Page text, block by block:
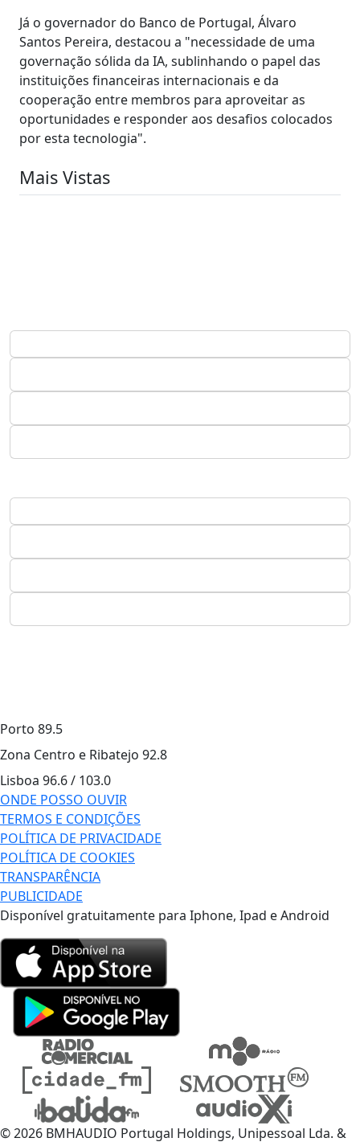
Já o governador do Banco de Portugal, Álvaro
Santos Pereira, destacou a "necessidade de uma
governação sólida da IA, sublinhando o papel das
instituições financeiras internacionais e da
cooperação entre membros para aproveitar as
oportunidades e responder aos desafios colocados
por esta tecnologia".
Mais Vistas
Porto 89.5
Zona Centro e Ribatejo 92.8
Lisboa 96.6 / 103.0
ONDE POSSO OUVIR
TERMOS E CONDIÇÕES
POLÍTICA DE PRIVACIDADE
POLÍTICA DE COOKIES
TRANSPARÊNCIA
PUBLICIDADE
Disponível gratuitamente para Iphone, Ipad e Android
© 2026 BMHAUDIO Portugal Holdings, Unipessoal Lda. &